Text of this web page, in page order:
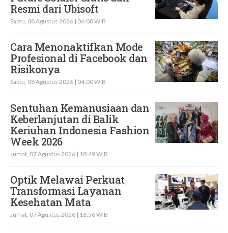
Resmi dari Ubisoft
Sabtu, 08 Agustus 2026 | 06:00 WIB
Cara Menonaktifkan Mode
Profesional di Facebook dan
Risikonya
Sabtu, 08 Agustus 2026 | 04:00 WIB
Sentuhan Kemanusiaan dan
Keberlanjutan di Balik
Keriuhan Indonesia Fashion
Week 2026
Jumat, 07 Agustus 2026 | 18:49 WIB
Optik Melawai Perkuat
Transformasi Layanan
Kesehatan Mata
Jumat, 07 Agustus 2026 | 16:56 WIB